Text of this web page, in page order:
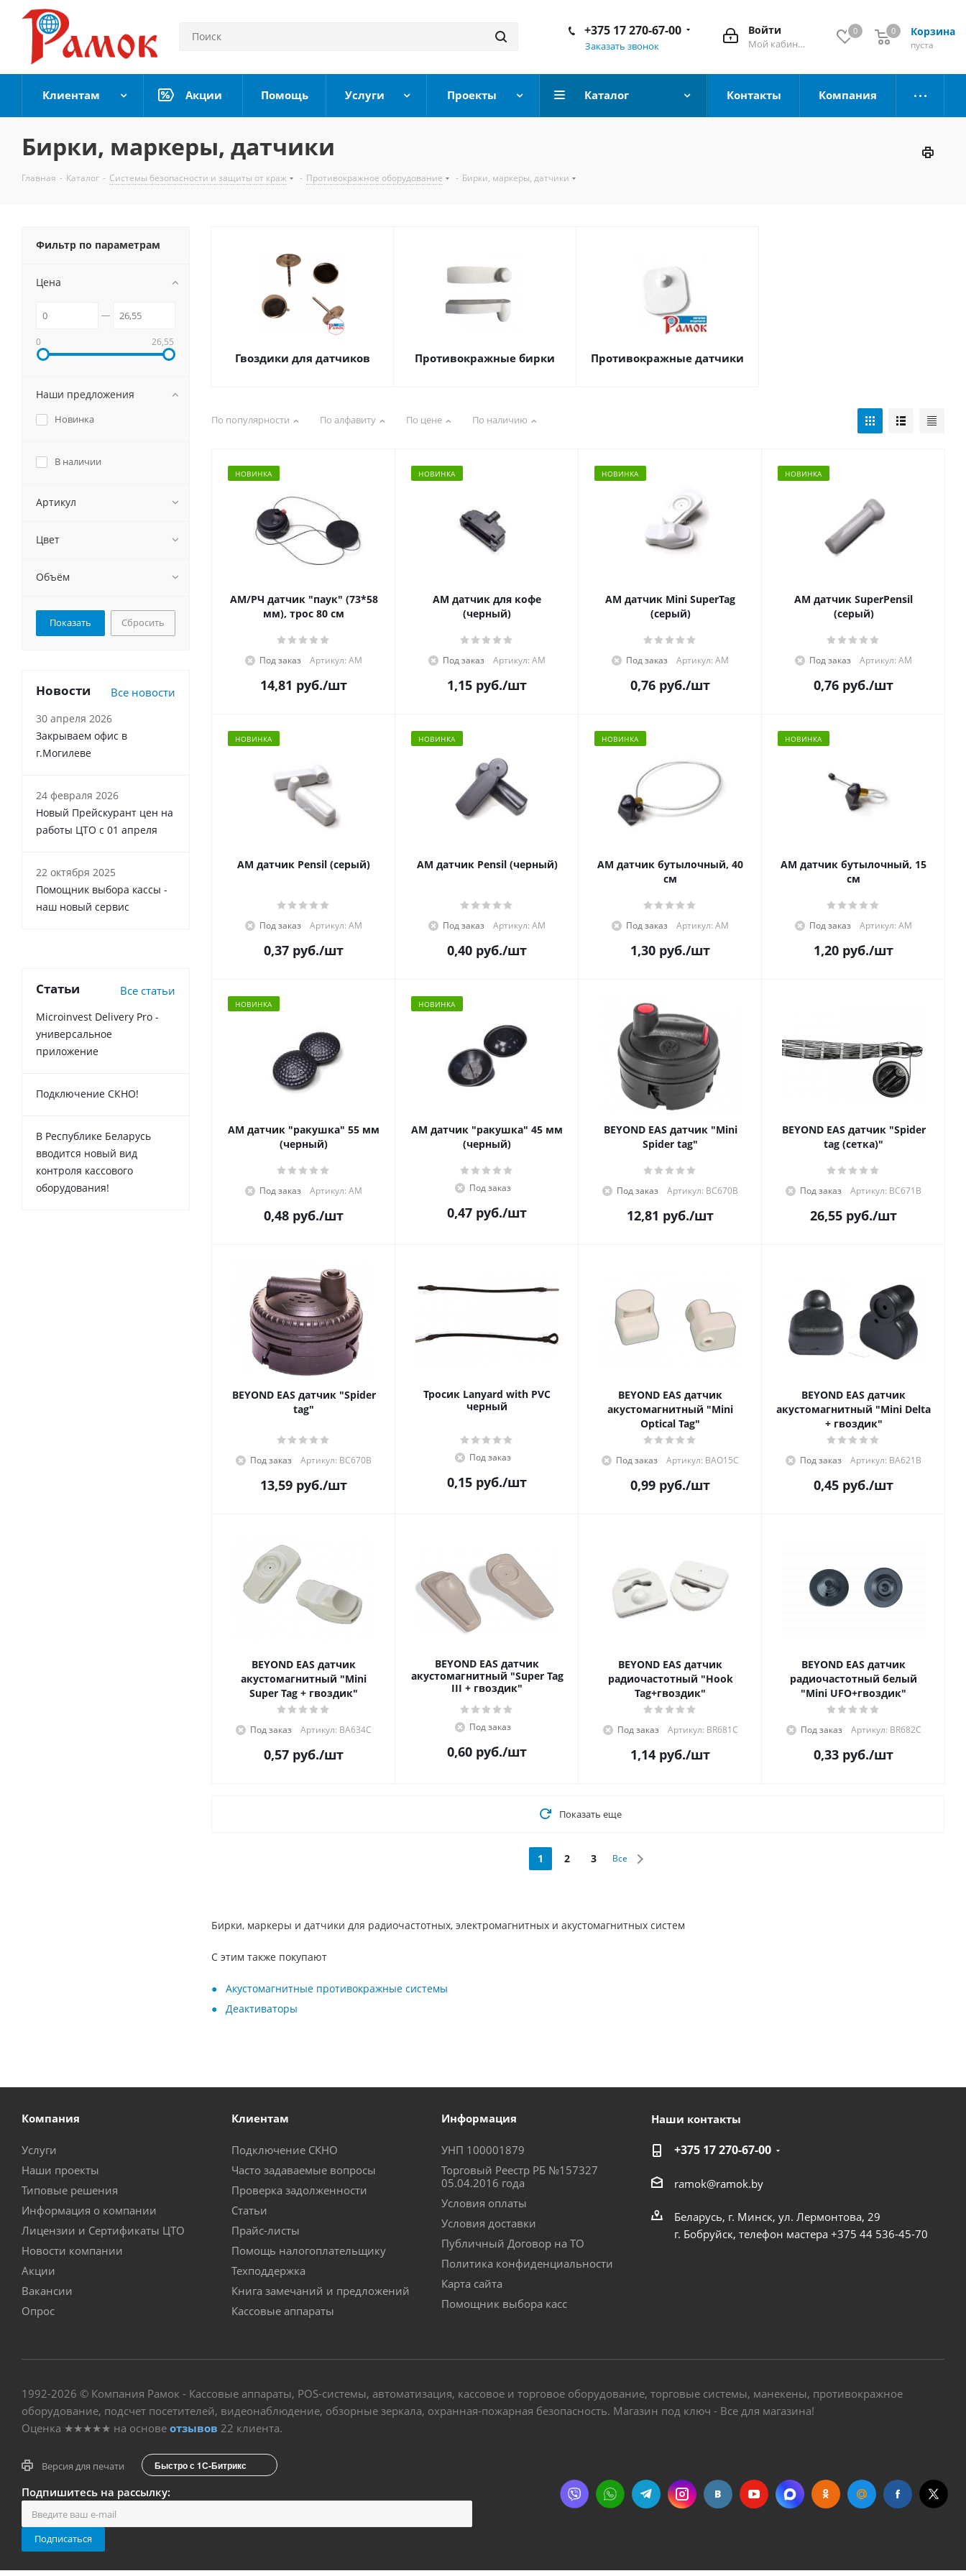
0 Корзина
пуста
0
Войти
Мой кабинет
+375 17 270-67-00
Заказать звонок
Клиентам Акции Помощь Услуги Проекты Каталог Контакты Компания
Бирки, маркеры, датчики
Главная - Каталог - Системы безопасности и защиты от краж - Противокражное оборудование - Бирки, маркеры, датчики
Гвоздики для датчиков Противокражные бирки Противокражные датчики
По популярности По алфавиту По цене По наличию
НОВИНКА
АМ/РЧ датчик "паук" (73*58
мм), трос 80 см
Под заказ Артикул: АМ
14,81 руб./шт
НОВИНКА
АМ датчик для кофе
(черный)
Под заказ Артикул: АМ
1,15 руб./шт
НОВИНКА
АМ датчик Mini SuperTag
(серый)
Под заказ Артикул: АМ
0,76 руб./шт
НОВИНКА
АМ датчик SuperPensil
(серый)
Под заказ Артикул: АМ
0,76 руб./шт
НОВИНКА
АМ датчик Pensil (серый)
Под заказ Артикул: АМ
0,37 руб./шт
НОВИНКА
АМ датчик Pensil (черный)
Под заказ Артикул: АМ
0,40 руб./шт
НОВИНКА
АМ датчик бутылочный, 40
см
Под заказ Артикул: АМ
1,30 руб./шт
НОВИНКА
АМ датчик бутылочный, 15
см
Под заказ Артикул: АМ
1,20 руб./шт
НОВИНКА
АМ датчик "ракушка" 55 мм
(черный)
Под заказ Артикул: АМ
0,48 руб./шт
НОВИНКА
АМ датчик "ракушка" 45 мм
(черный)
Под заказ
0,47 руб./шт
BEYOND EAS датчик "Mini
Spider tag"
Под заказ Артикул: BC670B
12,81 руб./шт
BEYOND EAS датчик "Spider
tag (сетка)"
Под заказ Артикул: BC671B
26,55 руб./шт
BEYOND EAS датчик "Spider
tag"
Под заказ Артикул: BC670B
13,59 руб./шт
Тросик Lanyard with PVC
черный
Под заказ
0,15 руб./шт
BEYOND EAS датчик
акустомагнитный "Mini
Optical Tag"
Под заказ Артикул: BAO15C
0,99 руб./шт
BEYOND EAS датчик
акустомагнитный "Mini Delta
+ гвоздик"
Под заказ Артикул: BA621B
0,45 руб./шт
BEYOND EAS датчик
акустомагнитный "Mini
Super Tag + гвоздик"
Под заказ Артикул: BA634С
0,57 руб./шт
BEYOND EAS датчик
акустомагнитный "Super Tag
III + гвоздик"
Под заказ
0,60 руб./шт
BEYOND EAS датчик
радиочастотный "Hook
Tag+гвоздик"
Под заказ Артикул: BR681C
1,14 руб./шт
BEYOND EAS датчик
радиочастотный белый
"Mini UFO+гвоздик"
Под заказ Артикул: BR682C
0,33 руб./шт
Показать еще
1 2 3 Все
Бирки, маркеры и датчики для радиочастотных, электромагнитных и акустомагнитных систем
С этим также покупают
Акустомагнитные противокражные системы
Деактиваторы
Фильтр по параметрам
Цена
0 26,55
Наши предложения
Новинка
В наличии
Артикул
Цвет
Объём
Сбросить
Новости Все новости
30 апреля 2026
Закрываем офис в
г.Могилеве
24 февраля 2026
Новый Прейскурант цен на
работы ЦТО с 01 апреля
22 октября 2025
Помощник выбора кассы -
наш новый сервис
Статьи Все статьи
Microinvest Delivery Pro -
универсальное
приложение
Подключение СКНО!
В Республике Беларусь
вводится новый вид
контроля кассового
оборудования!
Компания
Услуги
Наши проекты
Типовые решения
Информация о компании
Лицензии и Сертификаты ЦТО
Новости компании
Акции
Вакансии
Опрос
Клиентам
Подключение СКНО
Часто задаваемые вопросы
Проверка задолженности
Статьи
Прайс-листы
Помощь налогоплательщику
Техподдержка
Книга замечаний и предложений
Кассовые аппараты
Информация
УНП 100001879
Торговый Реестр РБ №157327
05.04.2016 года
Условия оплаты
Условия доставки
Публичный Договор на ТО
Политика конфиденциальности
Карта сайта
Помощник выбора касс
Наши контакты
+375 17 270-67-00
ramok@ramok.by
Беларусь, г. Минск, ул. Лермонтова, 29
г. Бобруйск, телефон мастера +375 44 536-45-70
1992-2026 © Компания Рамок - Кассовые аппараты, POS-системы, автоматизация, кассовое и торговое оборудование, торговые системы, манекены, противокражное
оборудование, подсчет посетителей, видеонаблюдение, обзорные зеркала, охранная-пожарная безопасность. Магазин под ключ - Все для магазина!
Оценка ★★★★★ на основе отзывов 22 клиента.
Версия для печати Быстро с 1С-Битрикс
Подпишитесь на рассылку:
Подписаться